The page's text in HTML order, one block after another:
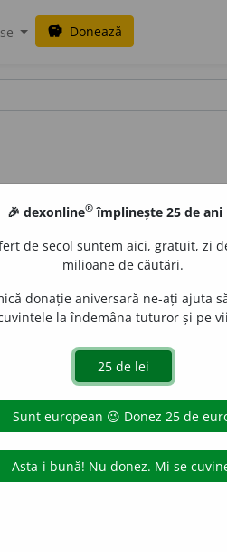
savings Donează
odinioară femeile
© 2004-2026 dexonline (https://
acest site, inclusiv prin orice metode de
scris, cu excepția seturilor de date oferite
🎉 dexonline® împlinește 25 de ani
de secol suntem aici, gratuit, zi
milioane de căutări.
donație aniversară ne-ați ajuta
la îndemâna tuturor și pe